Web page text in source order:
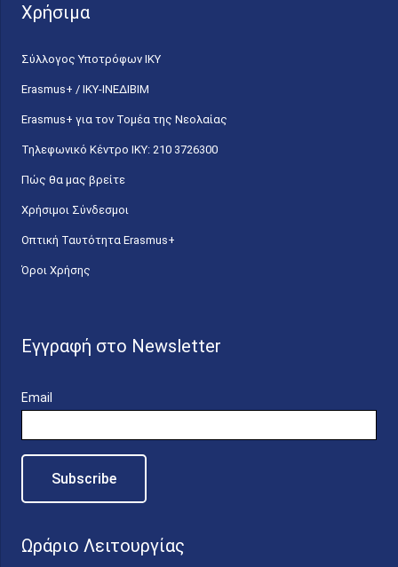
Χρήσιμα
Σύλλογος Υποτρόφων ΙΚΥ
Erasmus+ / ΙΚΥ-ΙΝΕΔΙΒΙΜ
Erasmus+ για τον Τομέα της Νεολαίας
Τηλεφωνικό Κέντρο IKY: 210 3726300
Πώς θα μας βρείτε
Χρήσιμοι Σύνδεσμοι
Οπτική Ταυτότητα Erasmus+
Όροι Χρήσης
Εγγραφή στο Newsletter
Email
Ωράριο Λειτουργίας